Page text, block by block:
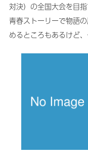
対決）の全国大会を目指
青春ストーリーで物語
めるところもあるけど